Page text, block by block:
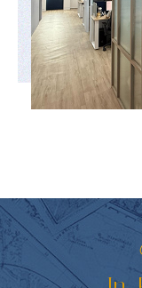
路、不廢話，
端上桌。專業
說。